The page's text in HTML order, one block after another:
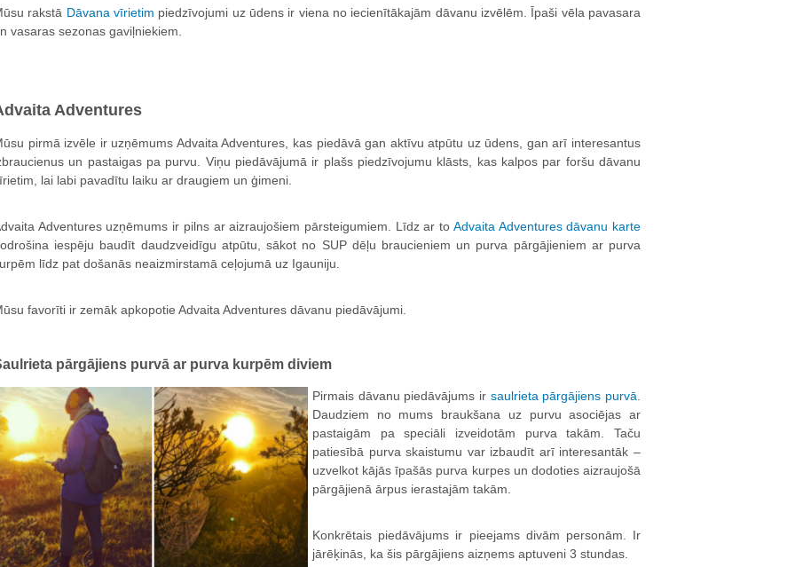
rakstā Dāvana vīrietim piedzīvojumi uz ūdens ir viena no iecienītākajām dāvanu izvēlēm. Īpaši vēla pavasara
vasaras sezonas gaviļniekiem.
Adventures
pirmā izvēle ir uzņēmums Advaita Adventures, kas piedāvā gan aktīvu atpūtu uz ūdens, gan arī interesantus
un pastaigas pa purvu. Viņu piedāvājumā ir plašs piedzīvojumu klāsts, kas kalpos par foršu dāvanu
lai labi pavadītu laiku ar draugiem un ģimeni.
Adventures uzņēmums ir pilns ar aizraujošiem pārsteigumiem. Līdz ar to Advaita Adventures dāvanu karte
iespēju baudīt daudzveidīgu atpūtu, sākot no SUP dēļu braucieniem un purva pārgājieniem ar purva
līdz pat došanās neaizmirstamā ceļojumā uz Igauniju.
favorīti ir zemāk apkopotie Advaita Adventures dāvanu piedāvājumi.
pārgājiens purvā ar purva kurpēm diviem
Pirmais dāvanu piedāvājums ir saulrieta pārgājiens purvā.
Daudziem no mums braukšana uz purvu asociējas ar
pastaigām pa speciāli izveidotām purva takām. Taču
patiesībā purva skaistumu var izbaudīt arī interesantāk –
uzvelkot kājās īpašās purva kurpes un dodoties aizraujošā
pārgājienā ārpus ierastajām takām.
Konkrētais piedāvājums ir pieejams divām personām. Ir
jārēķinās, ka šis pārgājiens aizņems aptuveni 3 stundas.